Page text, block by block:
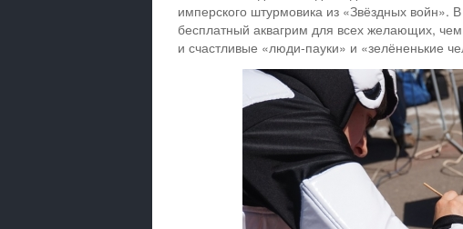
имперского штурмовика из «Звёздных войн».
бесплатный аквагрим для всех желающих,
и счастливые «люди-пауки» и «зелёненькие